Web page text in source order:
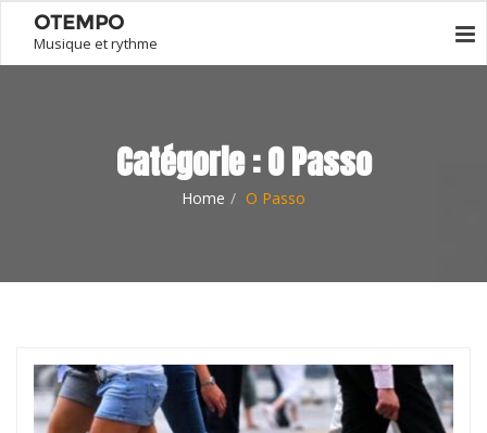
OTEMPO
Musique et rythme
Catégorie :O Passo
Home O Passo